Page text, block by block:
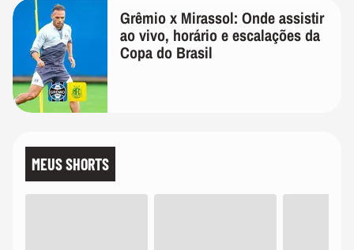
Grêmio x Mirassol: Onde assistir
ao vivo, horário e escalações da
Copa do Brasil
MEUS SHORTS